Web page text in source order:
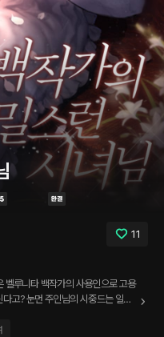
11
벨루니타 백작가의 사용인으로 고용
고? 눈먼 주인님의 시중드는 일이
주인님을 방치해도 결국 전 죽습니